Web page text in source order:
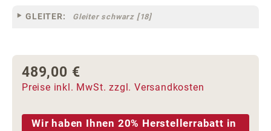
GLEITER: Gleiter schwarz [18]
Regulärer Preis:
489,00 €
Preise inkl. MwSt. zzgl. Versandkosten
Wir haben Ihnen 20% Herstellerrabatt in